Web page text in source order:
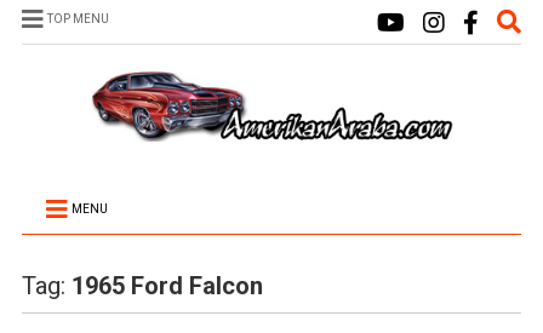
TOP MENU
MENU
Tag: 1965 Ford Falcon